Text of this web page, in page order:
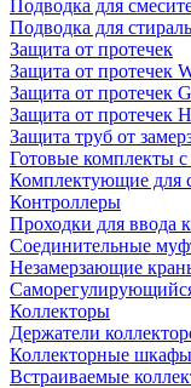
Подводка для
Подводка для
Защита от протечек
Защита от протечек
Защита от протечек
Защита от протечек
Защита труб от
Готовые комплекты
Комплектующие для
Контроллеры
Проходки для ввода
Соединительные
Незамерзающие
Коллекторы
Держатели
Коллекторные шкафы
Встраиваемые